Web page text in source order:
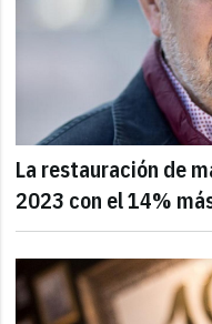
La restauración de
2023 con el 14%